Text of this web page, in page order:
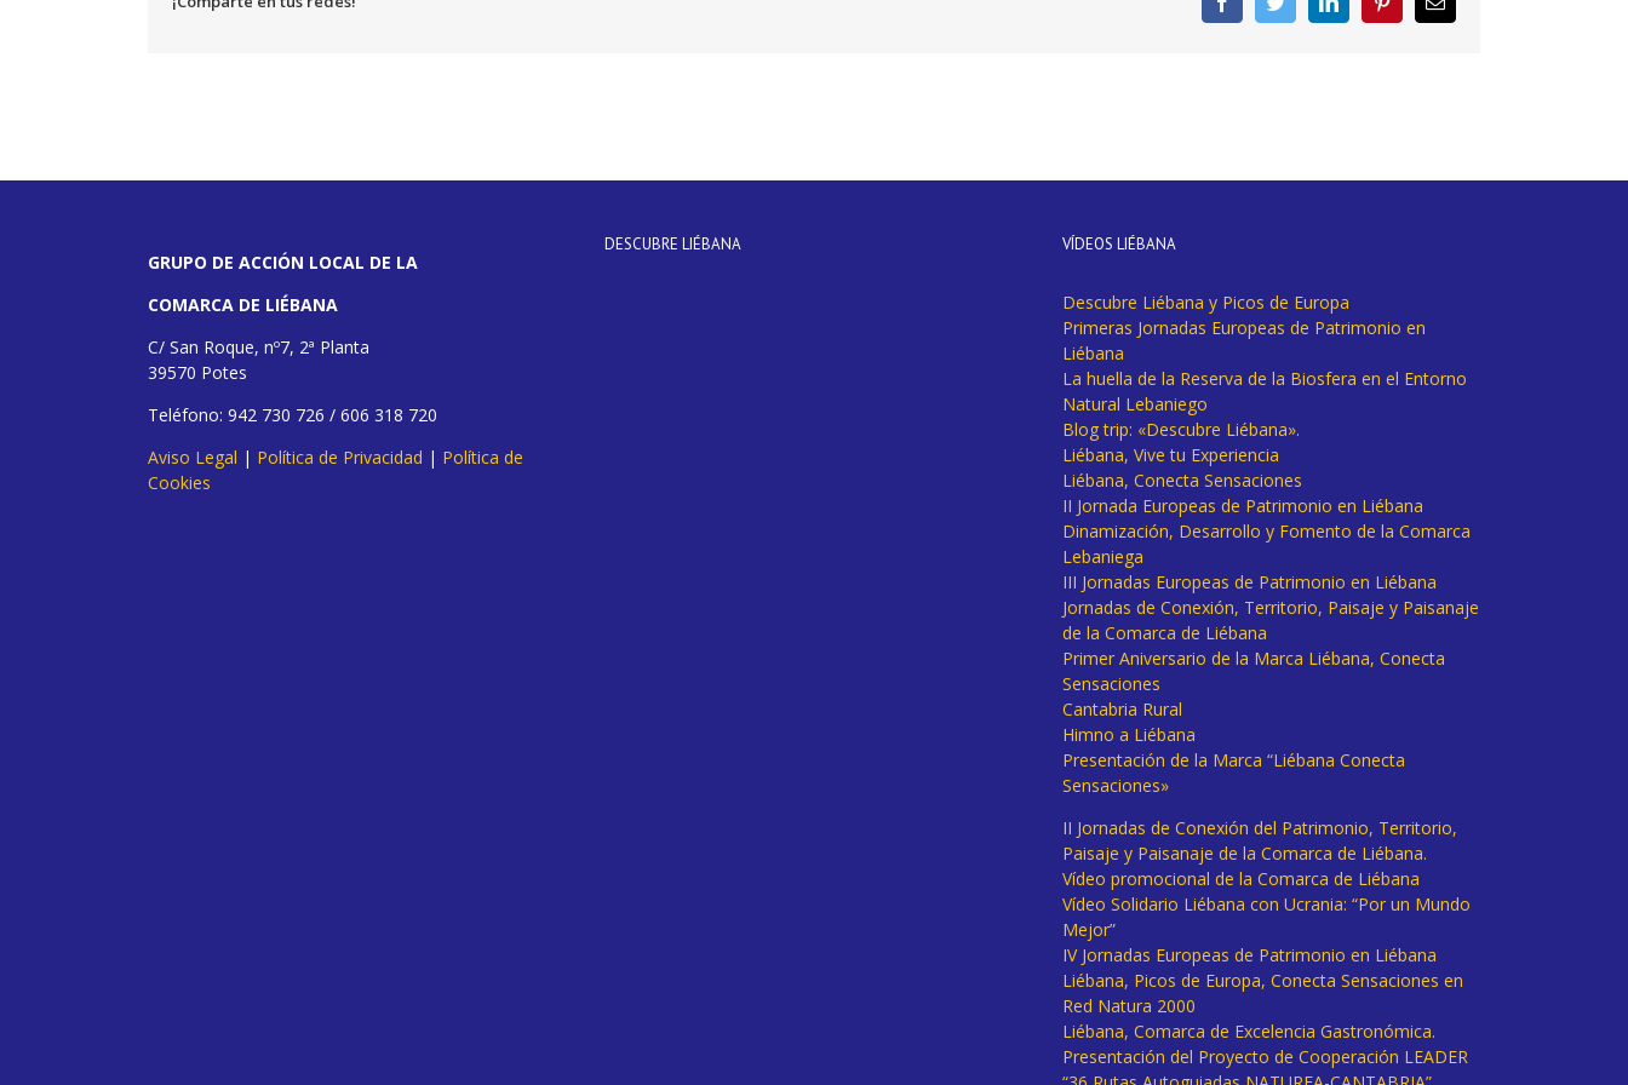
electrónico
GRUPO DE ACCIÓN LOCAL DE LA
COMARCA DE LIÉBANA
C/ San Roque, nº7, 2ª Planta
39570 Potes
Teléfono: 942 730 726 / 606 318 720
Aviso Legal | Política de Privacidad | Política de
Cookies
DESCUBRE LIÉBANA VÍDEOS LIÉBANA
Descubre Liébana y Picos de Europa
Primeras Jornadas Europeas de Patrimonio en
Liébana
La huella de la Reserva de la Biosfera en el Entorno
Natural Lebaniego
Blog trip: «Descubre Liébana».
Liébana, Vive tu Experiencia
Liébana, Conecta Sensaciones
II Jornada Europeas de Patrimonio en Liébana
Dinamización, Desarrollo y Fomento de la Comarca
Lebaniega
III Jornadas Europeas de Patrimonio en Liébana
Jornadas de Conexión, Territorio, Paisaje y Paisanaje
de la Comarca de Liébana
Primer Aniversario de la Marca Liébana, Conecta
Sensaciones
Cantabria Rural
Himno a Liébana
Presentación de la Marca “Liébana Conecta
Sensaciones»
II Jornadas de Conexión del Patrimonio, Territorio,
Paisaje y Paisanaje de la Comarca de Liébana.
Vídeo promocional de la Comarca de Liébana
Vídeo Solidario Liébana con Ucrania: “Por un Mundo
Mejor”
IV Jornadas Europeas de Patrimonio en Liébana
Liébana, Picos de Europa, Conecta Sensaciones en
Red Natura 2000
Liébana, Comarca de Excelencia Gastronómica.
Presentación del Proyecto de Cooperación LEADER